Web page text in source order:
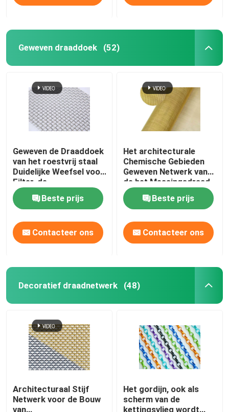
Huis
Producten
Over ons
Fabriekstocht
Kwaliteitscontrole
Gevallen
Het geperforeerde Netwerk van de Metaaldraad
Geweven draaddoek (52)
Geweven de Draaddoek
van het roestvrij staal
Duidelijke Weefsel voor
Filter, de
Vensterschermen
Beste prijs
Contacteer ons
Het architecturale
Chemische Gebieden
Geweven Netwerk van
de het Messingsdraad
van de Draaddoek
DecoratieveBeste prijs
Contacteer ons
Decoratief draadnetwerk (48)
Architecturaal Stijf
Netwerk voor de Bouw
van
Het gordijn, ook als
scherm van de
kettingsvlieg wordt